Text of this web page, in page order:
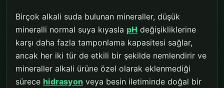
Birçok alkali suda bulunan mineraller, düşük
mineralli normal suya kıyasla pH değişikliklerine
karşı daha fazla tamponlama kapasitesi sağlar,
ancak her iki tür de etkili bir şekilde nemlendirir ve
mineraller alkali ürüne özel olarak eklenmediği
sürece hidrasyon veya besin iletiminde doğal bir